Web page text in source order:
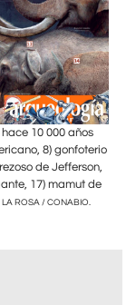
10 000 años
8) gonfoterio
de Jefferson,
17) mamut de
LA ROSA / CONABIO.